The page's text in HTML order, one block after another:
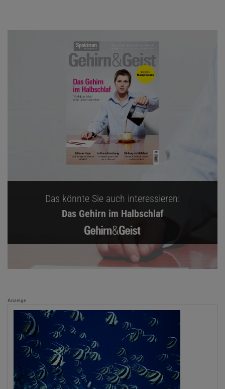
Das könnte Sie auch interessieren:
Das Gehirn im Halbschlaf
Anzeige